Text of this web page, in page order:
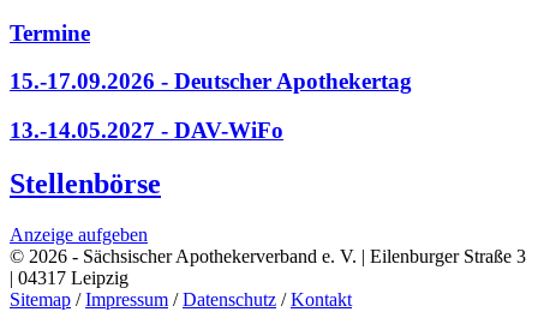
Termine
15.-17.09.2026 - Deutscher Apothekertag
13.-14.05.2027 - DAV-WiFo
Stellenbörse
Anzeige aufgeben
© 2026 - Sächsischer Apothekerverband e. V. | Eilenburger Straße 3
| 04317 Leipzig
Sitemap /Impressum /Datenschutz /Kontakt